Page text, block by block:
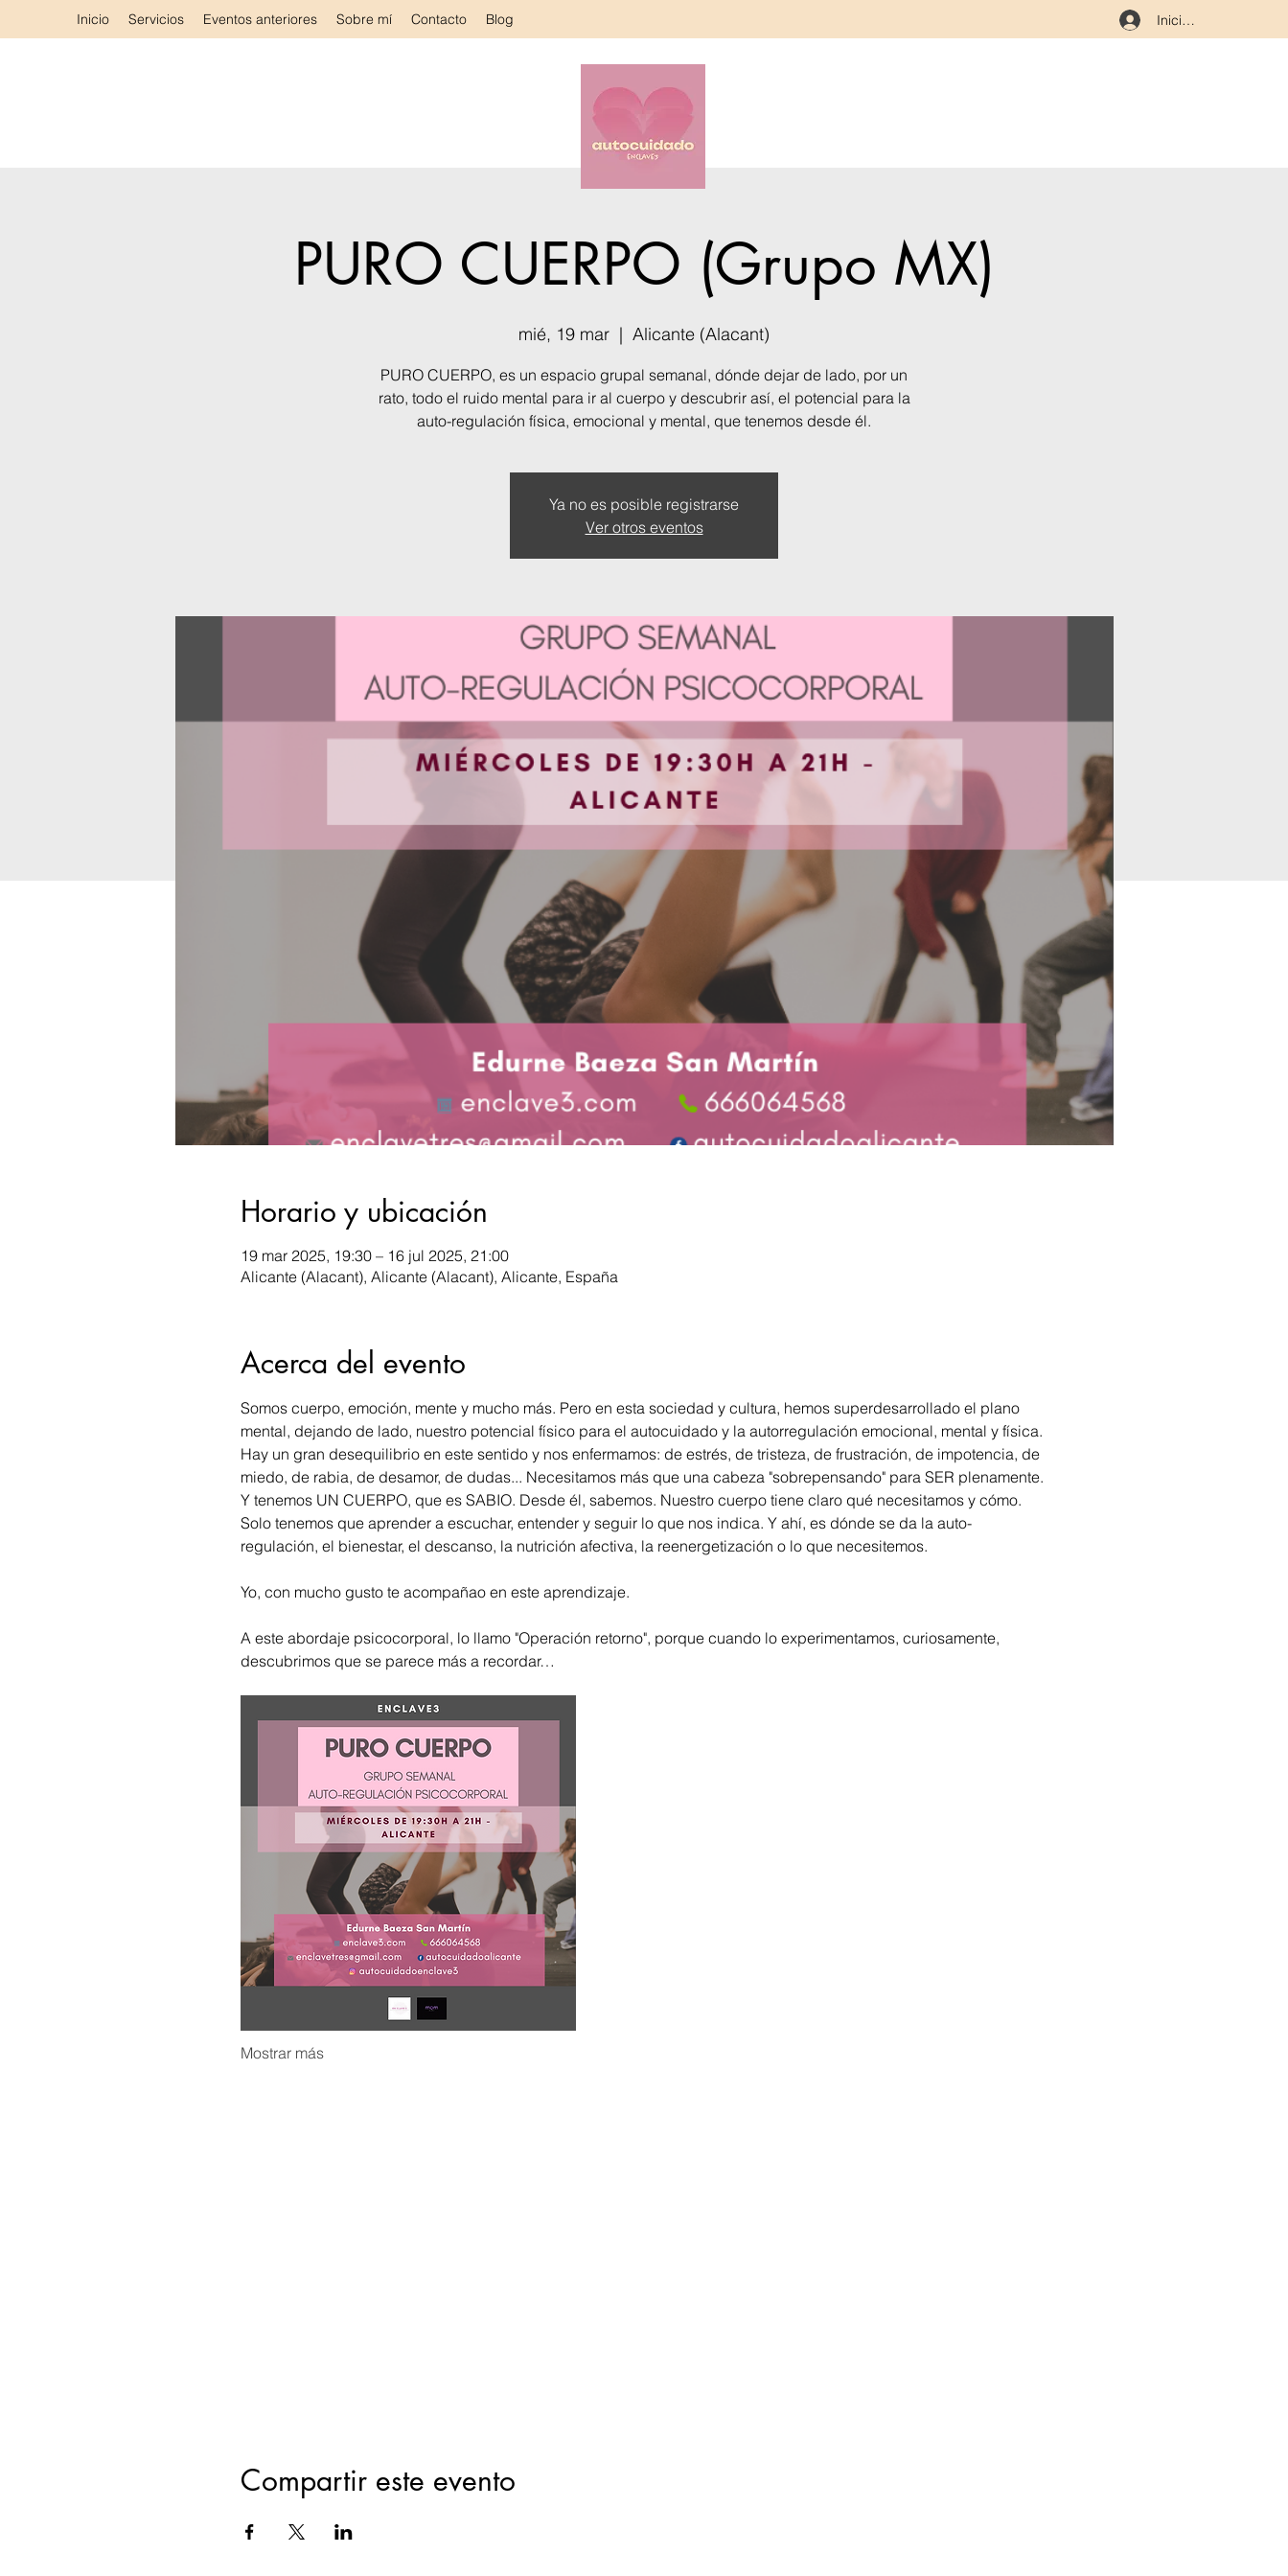
Inicio Servicios Eventos anteriores Sobre mí Contacto Blog Iniciar sesión
PURO CUERPO (Grupo MX)
mié, 19 mar
  |
Alicante (Alacant)
PURO CUERPO, es un espacio grupal semanal, dónde dejar de lado, por un
rato, todo el ruido mental para ir al cuerpo y descubrir así, el potencial para la
auto-regulación física, emocional y mental, que tenemos desde él.
Ya no es posible registrarse
Ver otros eventos
Horario y ubicación
19 mar 2025, 19:30 – 16 jul 2025, 21:00
Alicante (Alacant), Alicante (Alacant), Alicante, España
Acerca del evento
Somos cuerpo, emoción, mente y mucho más. Pero en esta sociedad y cultura, hemos superdesarrollado el plano
mental, dejando de lado, nuestro potencial físico para el autocuidado y la autorregulación emocional, mental y física.
Hay un gran desequilibrio en este sentido y nos enfermamos: de estrés, de tristeza, de frustración, de impotencia, de
miedo, de rabia, de desamor, de dudas... Necesitamos más que una cabeza "sobrepensando" para SER plenamente.
Y tenemos UN CUERPO, que es SABIO. Desde él, sabemos. Nuestro cuerpo tiene claro qué necesitamos y cómo.
Solo tenemos que aprender a escuchar, entender y seguir lo que nos indica. Y ahí, es dónde se da la auto-
regulación, el bienestar, el descanso, la nutrición afectiva, la reenergetización o lo que necesitemos.
Yo, con mucho gusto te acompañao en este aprendizaje.
A este abordaje psicocorporal, lo llamo "Operación retorno", porque cuando lo experimentamos, curiosamente,
descubrimos que se parece más a recordar…
Mostrar más
Compartir este evento